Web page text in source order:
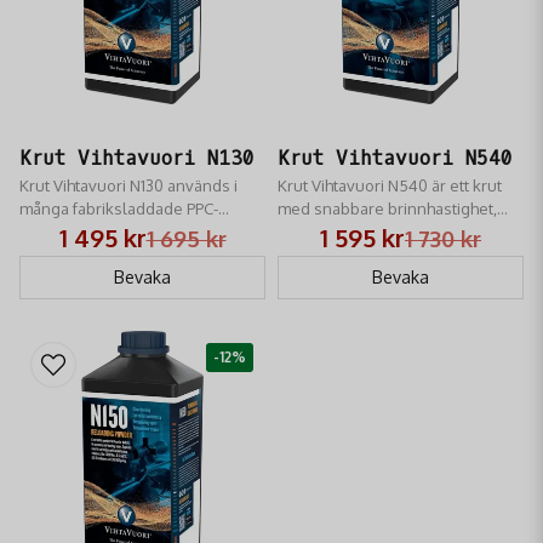
Krut Vihtavuori N130
Krut Vihtavuori N130 används i
många fabriksladdade PPC-
patroner med kalibrarna .22 och
6mm.
1 695 kr
1 495 kr
Bevaka
Krut Vihtavuori N540
Krut Vihtavuori N540 är ett krut
med snabbare brinnhastighet,
eller samma brinnhastighet som
N140 och snarlik brinnhastighet
som för Hodgdon H414 och
Winchester 760.
1 730 kr
1 595 kr
Bevaka
-12%